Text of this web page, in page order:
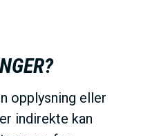
opplysning eller
indirekte kan